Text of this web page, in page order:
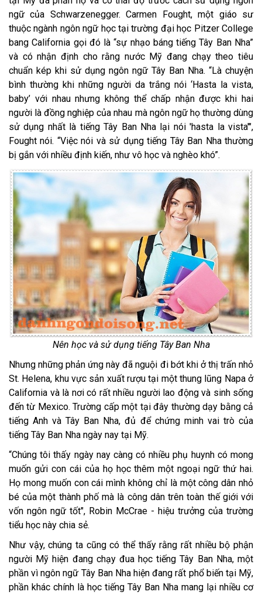
ngữ của Schwarzenegger. Carmen Fought, một giáo sư
thuộc ngành ngôn ngữ học tại trường đại học Pitzer College
bang California gọi đó là “sự nhạo báng tiếng Tây Ban Nha”
và có nhận định cho rằng nước Mỹ đang chạy theo tiêu
chuẩn kép khi sử dụng ngôn ngữ Tây Ban Nha. “Là chuyện
bình thường khi những người da trắng nói ‘Hasta la vista,
baby’ với nhau nhưng không thể chấp nhận được khi hai
người là đồng nghiệp của nhau mà ngôn ngữ họ thường dùng
sử dụng nhất là tiếng Tây Ban Nha lại nói 'hasta la vista'",
Fought nói. “Việc nói và sử dụng tiếng Tây Ban Nha thường
bị gắn với nhiều định kiến, như vô học và nghèo khó”.
Nên học và sử dụng tiếng Tây Ban Nha
Nhưng những phản ứng này đã nguội đi bớt khi ở thị trấn nhỏ
St. Helena, khu vực sản xuất rượu tại một thung lũng Napa ở
California và là nơi có rất nhiều người lao động và sinh sống
đến từ Mexico. Trường cấp một tại đây thường dạy bằng cả
tiếng Anh và Tây Ban Nha, đủ để chứng minh vai trò của
tiếng Tây Ban Nha ngày nay tại Mỹ.
“Chúng tôi thấy ngày nay càng có nhiều phụ huynh có mong
muốn gửi con cái của họ học thêm một ngoại ngữ thứ hai.
Họ mong muốn con cái mình không chỉ là một công dân nhỏ
bé của một thành phố mà là công dân trên toàn thế giới với
vốn ngôn ngữ tốt", Robin McCrae - hiệu trưởng của trường
tiểu học này chia sẻ.
Như vậy, chúng ta cũng có thể thấy rằng rất nhiều bộ phận
người Mỹ hiện đang chạy đua học tiếng Tây Ban Nha, một
phần vì ngôn ngữ Tây Ban Nha hiện đang rất phổ biến tại Mỹ,
phần khác chính là học tiếng Tây Ban Nha mang lại nhiều cơ